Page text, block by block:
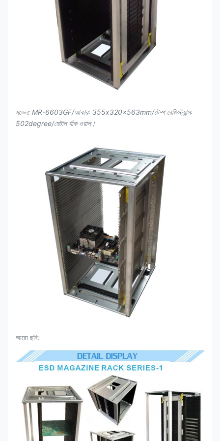
মডেল: MR-6603GF/আকার: 355x320x563mm/টেম্প রেজিস্ট্যান্স:
502degree/মেটাল র্যাক ওয়াল।
আরো ছবি: